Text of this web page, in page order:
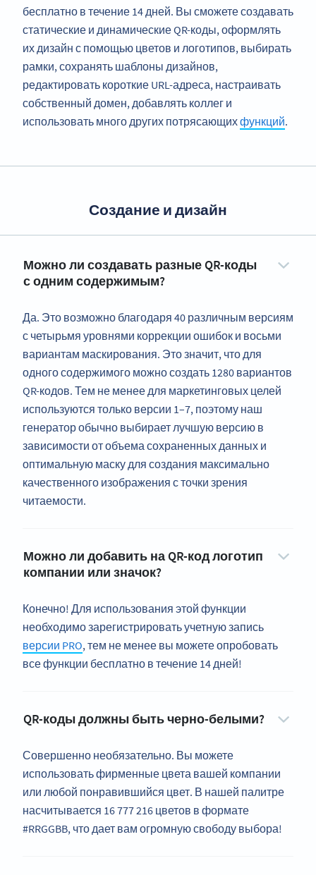
бесплатно в течение 14 дней. Вы сможете создавать
статические и динамические QR-коды, оформлять
их дизайн с помощью цветов и логотипов, выбирать
рамки, сохранять шаблоны дизайнов,
редактировать короткие URL-адреса, настраивать
собственный домен, добавлять коллег и
использовать много других потрясающихфункций.
Создание и дизайн
Можно ли создавать разные QR-коды
с одним содержимым?
Да. Это возможно благодаря 40 различным версиям
с четырьмя уровнями коррекции ошибок и восьми
вариантам маскирования. Это значит, что для
одного содержимого можно создать 1280 вариантов
QR-кодов. Тем не менее для маркетинговых целей
используются только версии 1–7, поэтому наш
генератор обычно выбирает лучшую версию в
зависимости от объема сохраненных данных и
оптимальную маску для создания максимально
качественного изображения с точки зрения
читаемости.
Можно ли добавить на QR-код логотип
компании или значок?
Конечно! Для использования этой функции
необходимо зарегистрировать учетную запись
версии PRO, тем не менее вы можете опробовать
все функции бесплатно в течение 14 дней!
QR-коды должны быть черно-белыми?
Совершенно необязательно. Вы можете
использовать фирменные цвета вашей компании
или любой понравившийся цвет. В нашей палитре
насчитывается 16 777 216 цветов в формате
#RRGGBB, что дает вам огромную свободу выбора!